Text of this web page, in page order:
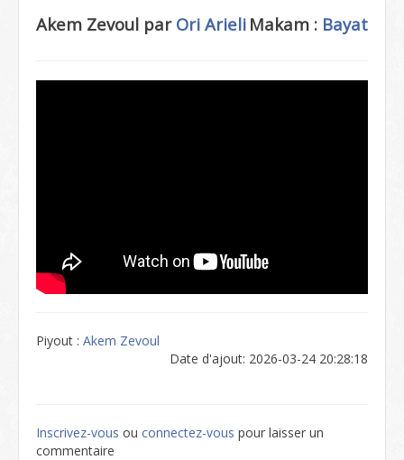
Akem Zevoul par Ori Arieli Makam : Bayat
Piyout : Akem Zevoul
Date d'ajout: 2026-03-24 20:28:18
Inscrivez-vous ou connectez-vous pour laisser un
commentaire